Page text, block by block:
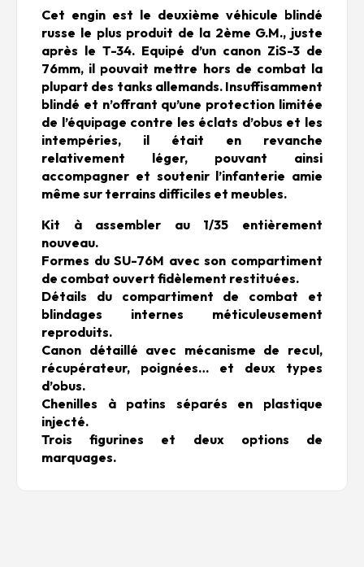
Cet engin est le deuxième véhicule blindé
russe le plus produit de la 2ème G.M., juste
après le T-34. Equipé d’un canon ZiS-3 de
76mm, il pouvait mettre hors de combat la
plupart des tanks allemands. Insuffisamment
blindé et n’offrant qu’une protection limitée
de l’équipage contre les éclats d’obus et les
intempéries, il était en revanche
relativement léger, pouvant ainsi
accompagner et soutenir l’infanterie amie
même sur terrains difficiles et meubles.
Kit à assembler au 1/35 entièrement
nouveau.
Formes du SU-76M avec son compartiment
de combat ouvert fidèlement restituées.
Détails du compartiment de combat et
blindages internes méticuleusement
reproduits.
Canon détaillé avec mécanisme de recul,
récupérateur, poignées… et deux types
d’obus.
Chenilles à patins séparés en plastique
injecté.
Trois figurines et deux options de
marquages.